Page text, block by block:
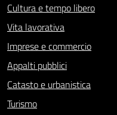
Cultura e tempo libero
Vita lavorativa
Imprese e commercio
Appalti pubblici
Catasto e urbanistica
Turismo